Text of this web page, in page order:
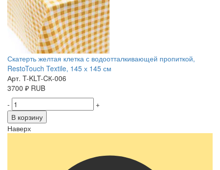
Скатерть желтая клетка с водоотталкивающей пропиткой,
RestoTouch Textile, 145 х 145 см
Арт. T-KLT-CК-006
3700 ₽ RUB
-
+
В корзину
Наверх